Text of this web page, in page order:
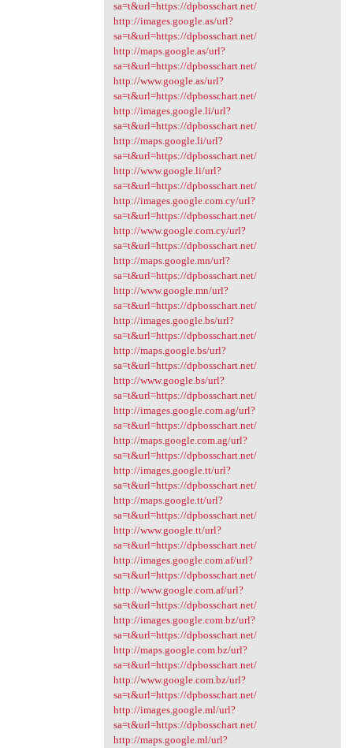
sa=t&url=https://dpbosschart.net/
http://images.google.as/url?
sa=t&url=https://dpbosschart.net/
http://maps.google.as/url?
sa=t&url=https://dpbosschart.net/
http://www.google.as/url?
sa=t&url=https://dpbosschart.net/
http://images.google.li/url?
sa=t&url=https://dpbosschart.net/
http://maps.google.li/url?
sa=t&url=https://dpbosschart.net/
http://www.google.li/url?
sa=t&url=https://dpbosschart.net/
http://images.google.com.cy/url?
sa=t&url=https://dpbosschart.net/
http://www.google.com.cy/url?
sa=t&url=https://dpbosschart.net/
http://maps.google.mn/url?
sa=t&url=https://dpbosschart.net/
http://www.google.mn/url?
sa=t&url=https://dpbosschart.net/
http://images.google.bs/url?
sa=t&url=https://dpbosschart.net/
http://maps.google.bs/url?
sa=t&url=https://dpbosschart.net/
http://www.google.bs/url?
sa=t&url=https://dpbosschart.net/
http://images.google.com.ag/url?
sa=t&url=https://dpbosschart.net/
http://maps.google.com.ag/url?
sa=t&url=https://dpbosschart.net/
http://images.google.tt/url?
sa=t&url=https://dpbosschart.net/
http://maps.google.tt/url?
sa=t&url=https://dpbosschart.net/
http://www.google.tt/url?
sa=t&url=https://dpbosschart.net/
http://images.google.com.af/url?
sa=t&url=https://dpbosschart.net/
http://www.google.com.af/url?
sa=t&url=https://dpbosschart.net/
http://images.google.com.bz/url?
sa=t&url=https://dpbosschart.net/
http://maps.google.com.bz/url?
sa=t&url=https://dpbosschart.net/
http://www.google.com.bz/url?
sa=t&url=https://dpbosschart.net/
http://images.google.ml/url?
sa=t&url=https://dpbosschart.net/
http://maps.google.ml/url?